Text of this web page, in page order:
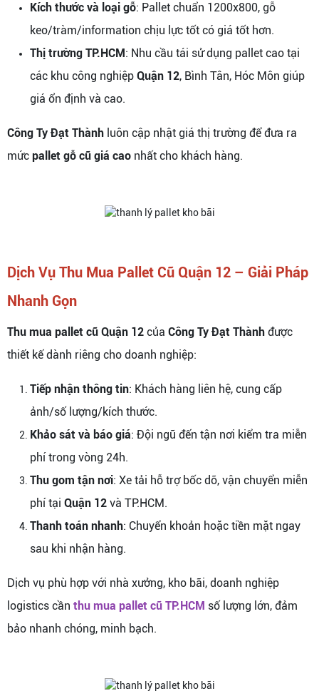
Kích thước và loại gỗ: Pallet chuẩn 1200x800, gỗ
keo/tràm/information chịu lực tốt có giá tốt hơn.
Thị trường TP.HCM: Nhu cầu tái sử dụng pallet cao tại
các khu công nghiệp Quận 12, Bình Tân, Hóc Môn giúp
giá ổn định và cao.
Công Ty Đạt Thành luôn cập nhật giá thị trường để đưa ra
mức pallet gỗ cũ giá cao nhất cho khách hàng.
Dịch Vụ Thu Mua Pallet Cũ Quận 12 – Giải Pháp
Nhanh Gọn
Thu mua pallet cũ Quận 12 của Công Ty Đạt Thành được
thiết kế dành riêng cho doanh nghiệp:
Tiếp nhận thông tin: Khách hàng liên hệ, cung cấp
ảnh/số lượng/kích thước.
Khảo sát và báo giá: Đội ngũ đến tận nơi kiểm tra miễn
phí trong vòng 24h.
Thu gom tận nơi: Xe tải hỗ trợ bốc dỡ, vận chuyển miễn
phí tại Quận 12 và TP.HCM.
Thanh toán nhanh: Chuyển khoản hoặc tiền mặt ngay
sau khi nhận hàng.
Dịch vụ phù hợp với nhà xưởng, kho bãi, doanh nghiệp
logistics cần thu mua pallet cũ TP.HCM số lượng lớn, đảm
bảo nhanh chóng, minh bạch.